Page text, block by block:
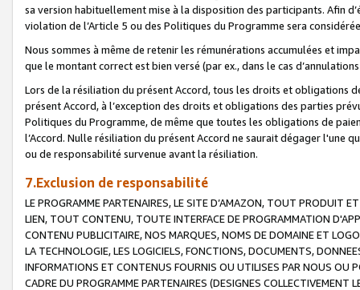
sa version habituellement mise à la disposition des participants. Afin
violation de l’Article 5 ou des Politiques du Programme sera
Nous sommes à même de retenir les rémunérations accumulées et
que le montant correct est bien versé (par ex., dans le cas
Lors de la résiliation du présent Accord, tous les droits et obligations
présent Accord, à l’exception des droits et obligations des parties
Politiques du Programme, de même que toutes les obligations de
l’Accord. Nulle résiliation du présent Accord ne saurait dégager l'une
ou de responsabilité survenue avant la résiliation.
7.Exclusion de responsabilité
LE PROGRAMME PARTENAIRES, LE SITE D’AMAZON, TOUT PRODUIT
LIEN, TOUT CONTENU, TOUTE INTERFACE DE PROGRAMMATION
CONTENU PUBLICITAIRE, NOS MARQUES, NOMS DE DOMAINE ET
LA TECHNOLOGIE, LES LOGICIELS, FONCTIONS, DOCUMENTS,
INFORMATIONS ET CONTENUS FOURNIS OU UTILISES PAR NOUS OU
CADRE DU PROGRAMME PARTENAIRES (DESIGNES COLLECTIVEMENT